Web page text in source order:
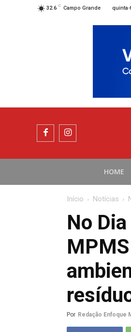
32.6 C Campo Grande quinta-
HOME
Início Notícias
No
Por Redação Enfoque